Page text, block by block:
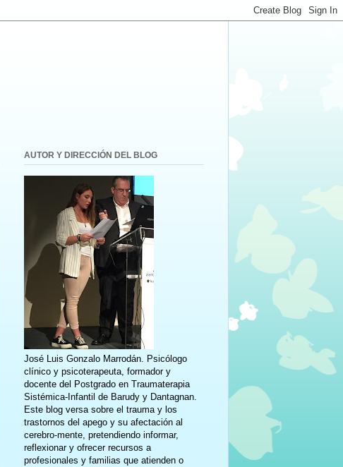
AUTOR Y DIRECCIÓN DEL BLOG
José Luis Gonzalo Marrodán. Psicólogo
clínico y psicoterapeuta, formador y
docente del Postgrado en Traumaterapia
Sistémica-Infantil de Barudy y Dantagnan.
Este blog versa sobre el trauma y los
trastornos del apego y su afectación al
cerebro-mente, pretendiendo informar,
reflexionar y ofrecer recursos a
profesionales y familias que atienden o